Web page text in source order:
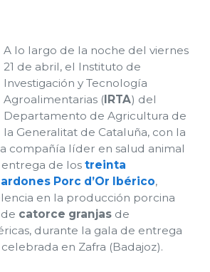
A lo largo de la noche del viernes
21 de abril, el Instituto de
Investigación y Tecnología
Agroalimentarias (IRTA) del
Departamento de Agricultura de
la Generalitat de Cataluña, con la
compañía líder en salud animal
entrega de los treinta
Porc d’Or Ibérico,
en la producción porcina
catorce granjas de
durante la gala de entrega
en Zafra (Badajoz).